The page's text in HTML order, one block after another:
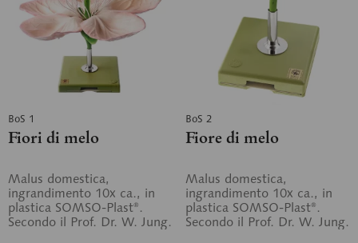
BoS 1
Fiori di melo
Malus domestica,
ingrandimento 10x ca., in
plastica SOMSO-Plast®.
Secondo il Prof. Dr. W. Jung.
BoS 2
Fiore di melo
Malus domestica,
ingrandimento 10x ca., in
plastica SOMSO-Plast®.
Secondo il Prof. Dr. W. Jung.